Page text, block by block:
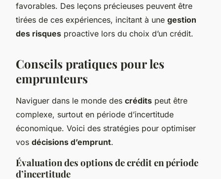
favorables. Des leçons précieuses peuvent être
tirées de ces expériences, incitant à une gestion
des risques proactive lors du choix d’un crédit.
Conseils pratiques pour les
emprunteurs
Naviguer dans le monde des crédits peut être
complexe, surtout en période d’incertitude
économique. Voici des stratégies pour optimiser
vos décisions d’emprunt.
Évaluation des options de crédit en période
d’incertitude